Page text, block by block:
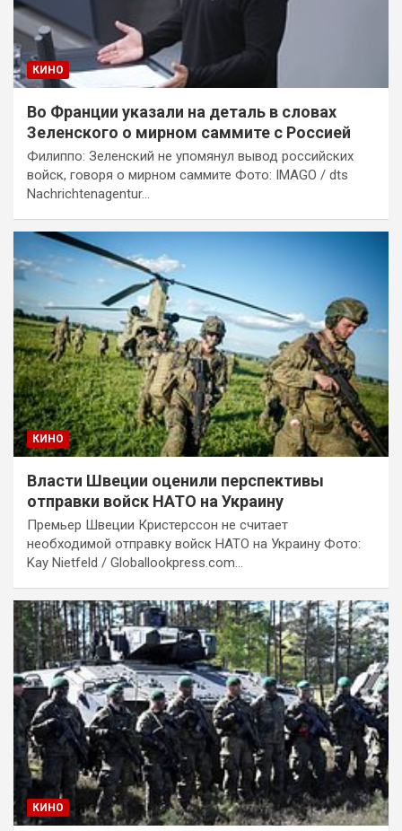
КИНО
Во Франции указали на деталь в словах
Зеленского о мирном саммите с Россией
Филиппо: Зеленский не упомянул вывод российских
войск, говоря о мирном саммите Фото: IMAGO / dts
Nachrichtenagentur…
КИНО
Власти Швеции оценили перспективы
отправки войск НАТО на Украину
Премьер Швеции Кристерссон не считает
необходимой отправку войск НАТО на Украину Фото:
Kay Nietfeld / Globallookpress.com…
КИНО